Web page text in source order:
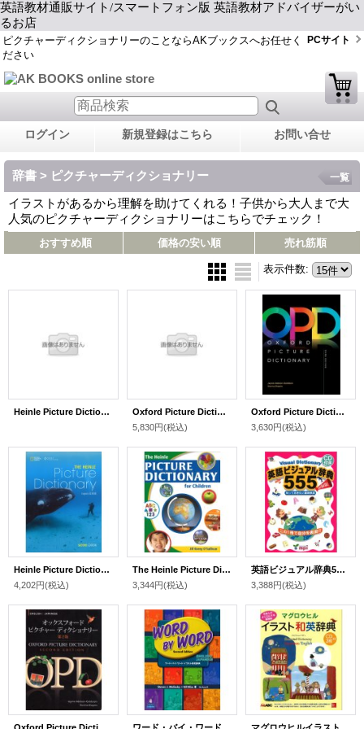
英語教材通販サイト/スマートフォン版 英語教材アドバイザーがい
るお店
ピクチャーディクショナリーのことならAKブックスへお任せく
ださい
PCサイト
ログイン 新規登録はこちら お問い合せ
辞書 > ピクチャーディクショナリー
イラストがあるから理解を助けてくれる！子供から大人まで大
人気のピクチャーディクショナリーはこちらでチェック！
一覧
おすすめ順 価格の安い順 売れ筋順
表示件数:
Heinle Picture Dictionary 2nd Edition Beginning Workbook with Audio CD
Oxford Picture Dictionary 3rd Edition Teacher's Resource Center Access Code Pack
5,830円(税込)
Oxford Picture Dictionary 3rd Edition Monolingual
3,630円(税込)
Heinle Picture Dictionary 2nd Edition Japanese Bilingual Edition
4,202円(税込)
The Heinle Picture Dictionary for Children American English Softcover
3,344円(税込)
英語ビジュアル辞典555本CD付
3,388円(税込)